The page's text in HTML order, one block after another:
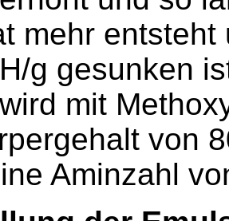
mehr
g gesunken
mit
von
Aminzahl